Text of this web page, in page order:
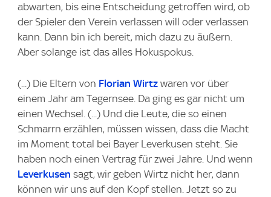
abwarten, bis eine Entscheidung getroffen wird, ob
der Spieler den Verein verlassen will oder verlassen
kann. Dann bin ich bereit, mich dazu zu äußern.
Aber solange ist das alles Hokuspokus.
(...) Die Eltern von Florian Wirtz waren vor über
einem Jahr am Tegernsee. Da ging es gar nicht um
einen Wechsel. (...) Und die Leute, die so einen
Schmarrn erzählen, müssen wissen, dass die Macht
im Moment total bei Bayer Leverkusen steht. Sie
haben noch einen Vertrag für zwei Jahre. Und wenn
Leverkusen sagt, wir geben Wirtz nicht her, dann
können wir uns auf den Kopf stellen. Jetzt so zu